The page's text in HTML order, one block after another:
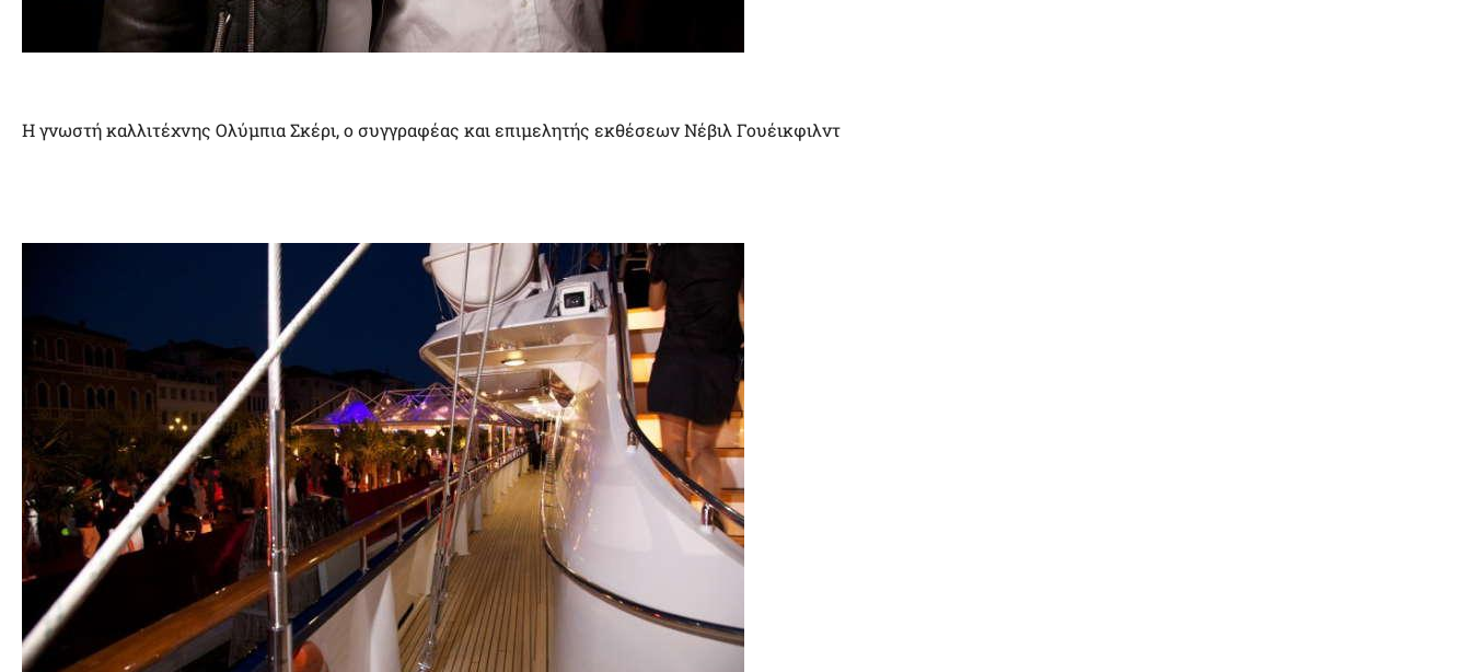
Η γνωστή καλλιτέχνης Ολύμπια Σκέρι, ο συγγραφέας και επιμελητής εκθέσεων Νέβιλ Γουέικφιλντ